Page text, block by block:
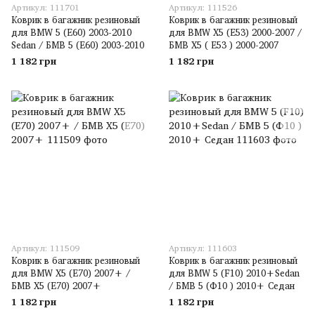
Артикул: 111701
Коврик в багажник резиновый
для BMW 5 (E60) 2003-2010
Sedan / БМВ 5 (Е60) 2003-2010
1 182 грн
Артикул: 111526
Коврик в багажник резиновый
для BMW X5 (E53) 2000-2007 /
БМВ Х5 ( Е53 ) 2000-2007
1 182 грн
Артикул: 111509
Коврик в багажник резиновый
для BMW X5 (E70) 2007+ /
БМВ Х5 (Е70) 2007+
1 182 грн
Артикул: 111603
Коврик в багажник резиновый
для BMW 5 (F10) 2010+Sedan
/ БМВ 5 (Ф10 ) 2010+ Седан
1 182 грн